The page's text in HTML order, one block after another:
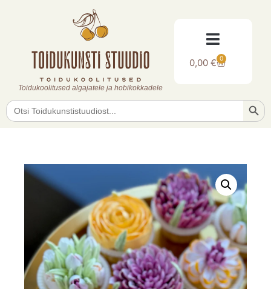
Toidukoolitused algajatele ja hobikokkadele
0,00€ 0
Search
for: